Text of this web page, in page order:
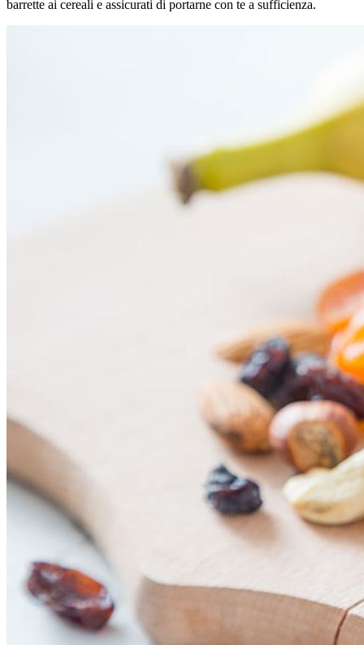
barrette ai cereali e assicurati di portarne con te a sufficienza.